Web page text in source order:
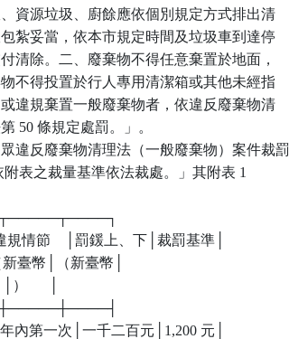
資源垃圾、廚餘應依個別規定方式排出清
紮妥當，依本市規定時間及垃圾車到達停
清除。二、廢棄物不得任意棄置於地面，
不得投置於行人專用清潔箱或其他未經指
違規棄置一般廢棄物者，依違反廢棄物清
50 條規定處罰。」。
違反廢棄物清理法（一般廢棄物）案件裁罰
附表之裁量基準依法裁處。」其附表 1
情節    │罰鍰上、下│裁罰基準│
限（新臺幣│（新臺幣│
│）      │
內第一次│一千二百元│1,200 元│